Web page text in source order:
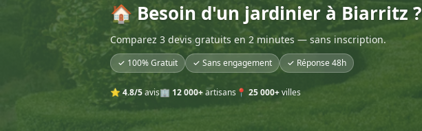
🏠 Besoin d'un jardinier à Biarritz ?
Comparez 3 devis gratuits en 2 minutes — sans inscription.
✓ 100% Gratuit ✓ Sans engagement ✓ Réponse 48h
⭐ 4.8/5avis🏢 12 000+artisans 📍 25 000+villes